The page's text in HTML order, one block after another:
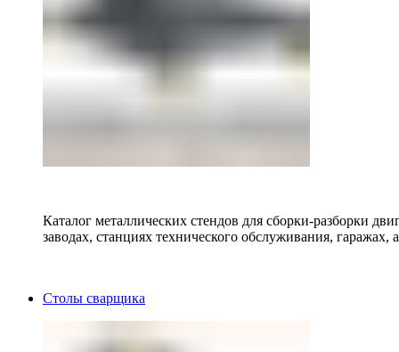
Каталог металлических стендов для сборки-разборки
заводах, станциях технического обслуживания, гаражах,
Столы сварщика